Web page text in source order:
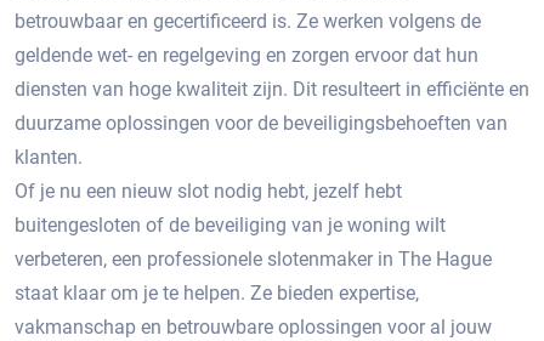
betrouwbaar en gecertificeerd is.​ Ze werken volgens de
geldende wet- en regelgeving en zorgen ervoor dat hun
diensten van hoge kwaliteit zijn.​ Dit resulteert in efficiënte en
duurzame oplossingen voor de beveiligingsbehoeften van
klanten.​
Of je nu een nieuw slot nodig hebt, jezelf hebt
buitengesloten of de beveiliging van je woning wilt
verbeteren, een professionele slotenmaker in The Hague
staat klaar om je te helpen.​ Ze bieden expertise,
vakmanschap en betrouwbare oplossingen voor al jouw